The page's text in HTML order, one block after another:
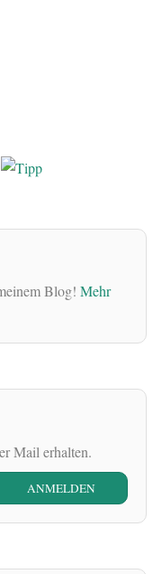
Blog! Mehr
Mail erhalten.